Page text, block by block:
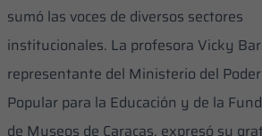
sumó las voces de diversos sectores
institucionales. La profesora Vicky
representante del Ministerio del Poder
Popular para la Educación y de la
de Museos de Caracas, expresó su